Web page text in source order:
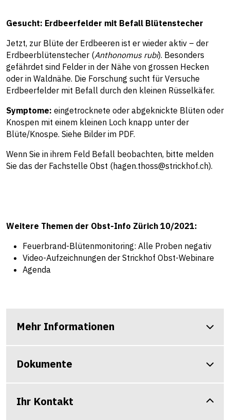
Gesucht: Erdbeerfelder mit Befall Blütenstecher
Jetzt, zur Blüte der Erdbeeren ist er wieder aktiv – der
Erdbeerblütenstecher (Anthonomus rubi). Besonders
gefährdet sind Felder in der Nähe von grossen Hecken
oder in Waldnähe. Die Forschung sucht für Versuche
Erdbeerfelder mit Befall durch den kleinen Rüsselkäfer.
Symptome: eingetrocknete oder abgeknickte Blüten oder
Knospen mit einem kleinen Loch knapp unter der
Blüte/Knospe. Siehe Bilder im PDF.
Wenn Sie in ihrem Feld Befall beobachten, bitte melden
Sie das der Fachstelle Obst (hagen.thoss@strickhof.ch).
Weitere Themen der Obst-Info Zürich 10/2021:
Feuerbrand-Blütenmonitoring: Alle Proben negativ
Video-Aufzeichnungen der Strickhof Obst-Webinare
Agenda
Mehr Informationen
Dokumente
Ihr Kontakt